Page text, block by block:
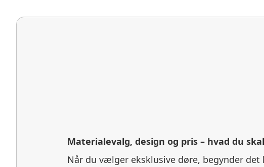
Materialevalg, design og pris – hvad du
Når du vælger eksklusive døre, begynder